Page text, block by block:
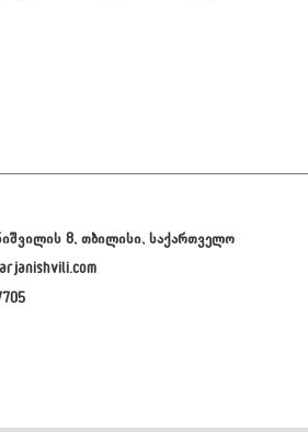
8, თბილისი, საქართველო